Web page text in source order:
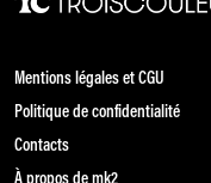
Mentions légales et CGU
Politique de confidentialité
Contacts